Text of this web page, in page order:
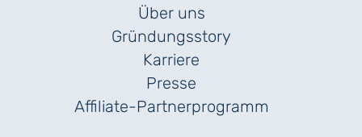
Über uns
Gründungs­story
Karriere
Presse
Affiliate-Partnerprogramm